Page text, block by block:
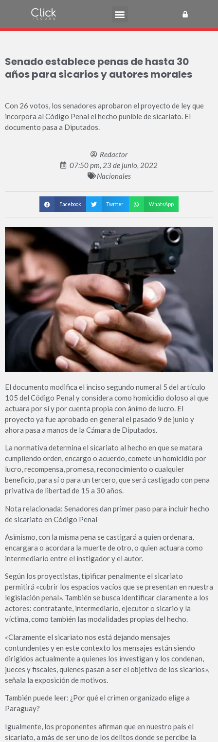
Senado establece penas de hasta 30
años para sicarios y autores morales
Con 26 votos, los senadores aprobaron el proyecto de ley que
incorpora al Código Penal el hecho punible de sicariato. El
documento pasa a Diputados.
Redactor
07:50 pm, 23 de junio, 2022
Nacionales
Facebook Twitter WhatsApp
El documento modifica el inciso segundo numeral 5 del artículo
105 del Código Penal y considera como homicidio doloso al que
actuara por sí y por cuenta propia con ánimo de lucro. El
proyecto ya fue aprobado en general el pasado 9 de junio y
ahora pasa a manos de la Cámara de Diputados.
La normativa determina el sicariato al hecho en que se matara
cumpliendo orden, encargo o acuerdo, comete un homicidio por
lucro, recompensa, promesa, reconocimiento o cualquier
beneficio, para sí o para un tercero, que será castigado con pena
privativa de libertad de 15 a 30 años.
Nota relacionada: Senadores dan primer paso para incluir hecho
de sicariato en Código Penal
Asimismo, con la misma pena se castigará a quien ordenara,
encargara o acordara la muerte de otro, o quien actuara como
intermediario entre el instigador y el autor.
Según los proyectistas, tipificar penalmente el sicariato
permitirá «cubrir los espacios vacíos que se presentan en nuestra
legislación penal». También se busca identificar claramente a los
actores: contratante, intermediario, ejecutor o sicario y la
víctima, como también las modalidades propias del hecho.
«Claramente el sicariato nos está dejando mensajes
contundentes y en este contexto los mensajes están siendo
dirigidos actualmente a quienes los investigan y los condenan,
jueces y fiscales, quienes pasan a ser el objetivo de los sicarios»,
señala la exposición de motivos.
También puede leer: ¿Por qué el crimen organizado elige a
Paraguay?
Igualmente, los proponentes afirman que en nuestro país el
sicariato, a más de ser uno de los delitos donde se percibe la